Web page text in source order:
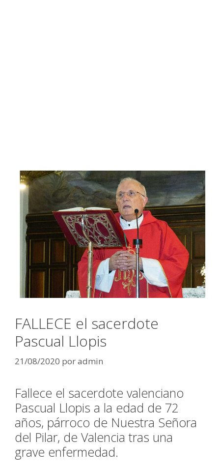
FALLECE el sacerdote
Pascual Llopis
21/08/2020 poradmin
Fallece el sacerdote valenciano
Pascual Llopis a la edad de 72
años, párroco de Nuestra Señora
del Pilar, de Valencia tras una
grave enfermedad.